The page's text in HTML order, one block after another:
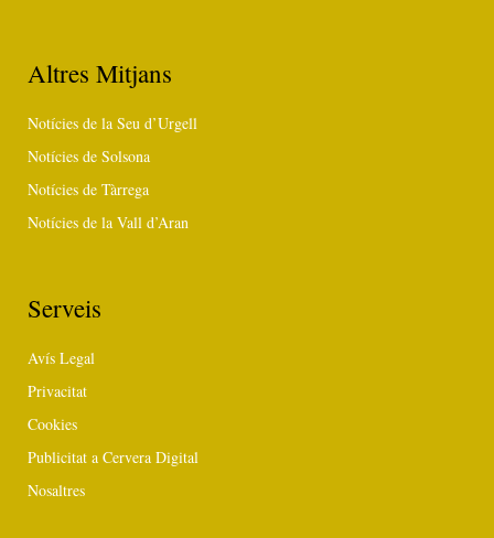
Altres Mitjans
Notícies de la Seu d’Urgell
Notícies de Solsona
Notícies de Tàrrega
Notícies de la Vall d’Aran
Serveis
Avís Legal
Privacitat
Cookies
Publicitat a Cervera Digital
Nosaltres